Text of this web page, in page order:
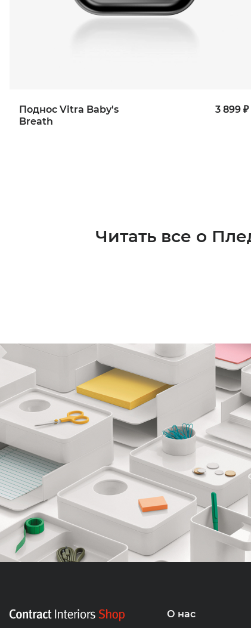
Поднос Vitra Baby's
Breath
3 899 ₽
Читать все о
О нас